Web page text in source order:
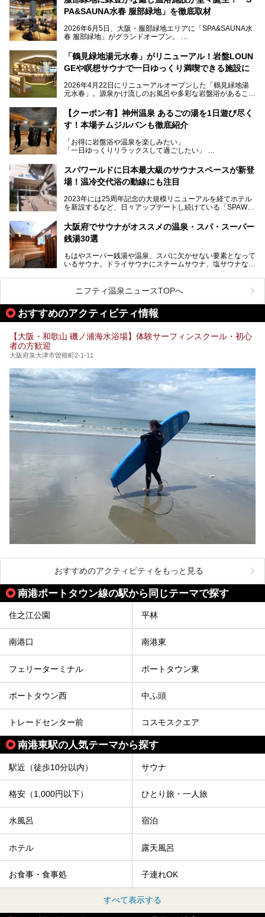
PA&SAUNA水春 服部緑地」を徹底取材
2026年6月5日、大阪・服部緑地エリアに「SPA&SAUNA水
春 服部緑地」がグランドオープン。
当初の計画から約5年の時を経て誕生した本施設は、温泉・
サウナ・岩盤浴・フィットネス・ラウンジ・レストランなど
を融合した、これまでの“水春”のイメージをさらに進化させ
今回はオープン前の内覧会に参加し、館内のこだわりポイン
サウナー注目の3種のサウナや160cmの深水風呂、没入感の
高い岩盤浴エリア、日本最大の台数を誇る最新AIフィットネ
スマシンなど、見どころ満載の館内を詳しくご紹介します。
「鶴見緑地湯元水春」がリニューアル！岩盤LOUN
GEや瞑想サウナで一日ゆっくり満喫できる施設に
2026年4月22日にリニューアルオープンした「鶴見緑地湯
元水春」。源泉かけ流しのお風呂や多彩な岩盤浴があること
に“一日中くつろげる場所”としてパワーアップしています。
今回のリニューアルでは、新たに登場した瞑想サウナをはじ
見どころが盛りだくさん。日常の疲れを癒やしたい方はもち
ろん、休日にゆったり過ごしたい方にもぴったりの内容とな
本記事では、そんなリニューアル後の注目ポイントを詳しく
紹介します。これから「鶴見緑地湯元水春」に訪れる方や、
い。
【クーポン有】神州温泉 あるごの湯を1日遊び尽く
す！本場チムジルバンも徹底紹介
「お得に岩盤浴や温泉を楽しみたい」
「一日ゆっくりリラックスして過ごしたい」
利用できる「神州温泉 あるごの湯」です。
あるごの湯は、大阪府豊中市にある日帰り温浴施設で、阪急
チムジルバン（岩盤浴）を中心に、発汗・リラックス・漫画
タイムまで満喫できる長時間滞在型の施設なので、一日中ゆ
る迫力ある熱波パフォーマンスも毎日行われており、“とと
のう”体験をしっかり楽しめるのもポイントです。
ケやボウリングといった遊び場もあり、友人同士やカップル
で“遊び+癒し”の一日を過ごすのにもぴったり。
処にいたるまで魅力をたっぷり堪能してきたので、その全容
スパワールドに日本最大級のサウナスペースが新登
場！温冷交代浴の動線にも注目
2023年には25周年記念の大規模リニューアルを経てホテル
を新設するなど、日々アップデートし続けている「SPAWO
そんなスパワールドが2025年11月15日（土）に、新たな浴
室や日本最大級140人収容の大規模サウナを携えてリニュー
アルオープン！浴室である4F・6Fそれぞれにリニューアル
大規模リニューアルの全容を確認すべく、リニューアルプレ
オープンイベントに行ってきました！今回はそのリニューア
大阪府でサウナがオススメの温泉・スパ・スーパー
銭湯30選
もはやスーパー銭湯や温泉、スパに欠かせない要素となって
いるサウナ。ドライサウナにスチームサウナ、塩サウナな
ペース、ロウリュウなど、心ゆくまで楽しむためのサービス
が充実した施設も多くみられます。
今回はそんなサウナにこだわった、大阪府内のオススメ温
泉・銭湯・スパを30件紹介したいと思います！
ニフティ温泉ニュースTOPへ
おすすめのアクティビティ情報
【大阪・和歌山 磯ノ浦海水浴場】体験サーフィンスクール・初心
者の方歓迎
大阪府泉大津市曽根町2-1-11
おすすめのアクティビティをもっと見る
南港ポートタウン線の駅から同じテーマで探す
住之江公園 平林
南港口 南港東
フェリーターミナル ポートタウン東
ポートタウン西 中ふ頭
トレードセンター前 コスモスクエア
南港東駅の人気テーマから探す
駅近（徒歩10分以内） サウナ
格安（1,000円以下） ひとり旅・一人旅
水風呂 宿泊
ホテル 露天風呂
お食事・食事処 子連れOK
すべて表示する